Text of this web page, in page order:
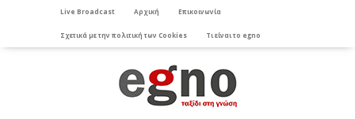
Live Broadcast Αρχική Επικοινωνία
Σχετικά με την πολιτική των Cookies Τι είναι το egno